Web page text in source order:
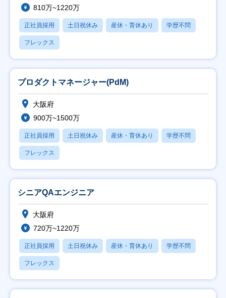
810万~1220万
正社員採用 土日祝休み 産休・育休あり 学歴不問
フレックス
プロダクトマネージャー(PdM)
大阪府
900万~1500万
正社員採用 土日祝休み 産休・育休あり 学歴不問
フレックス
シニアQAエンジニア
大阪府
720万~1220万
正社員採用 土日祝休み 産休・育休あり 学歴不問
フレックス